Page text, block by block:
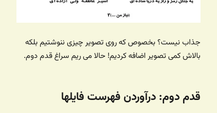
جذاب نیست؟ بخصوص که روی تصویر چیزی ننوشتیم بلکه
بالاش کمی تصویر اضافه کردیم! حالا می ریم سراغ قدم دوم.
قدم دوم: درآوردن فهرست فایلها